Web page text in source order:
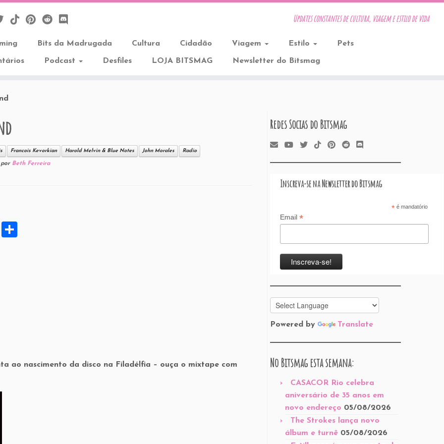
Updates constantes de cultura, viagem e estilo de vida
Bits da Madrugada Cultura Cidadão Viagem Estilo Pets
Podcast Desfiles LOJA BITSMAG Newsletter do Bitsmag
Francois Kevorkian Harold Melvin & Blue Notes John Morales Radio
por Beth Ferreira
X
ao nascimento da disco na Filadélfia – ouça o mixtape com
Redes Socias do Bitsmag
Inscreva-se na Newsletter do Bitsmag
*é mandatório
Email *
Powered by Translate
No Bitsmag esta semana:
CASACOR Rio celebra
aniversário de 35 anos em
novo endereço 05/08/2026
The Strokes lança novo
álbum e turnê 05/08/2026